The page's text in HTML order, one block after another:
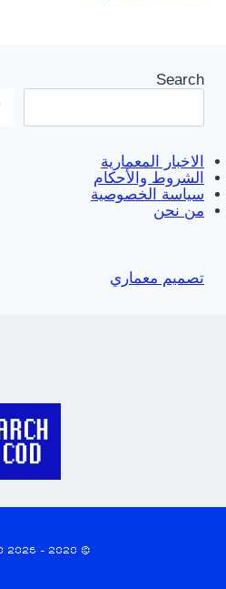
Search
الاخبار المعمارية
الشروط والأحكام
سياسة الخصوصية
من نحن
تصميم معماري
© 2020 - 2026 ARCHCOD